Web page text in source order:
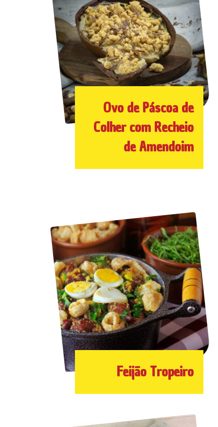
Ovo de Páscoa de
Colher com Recheio
de Amendoim
Feijão Tropeiro